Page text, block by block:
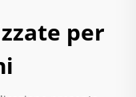
per